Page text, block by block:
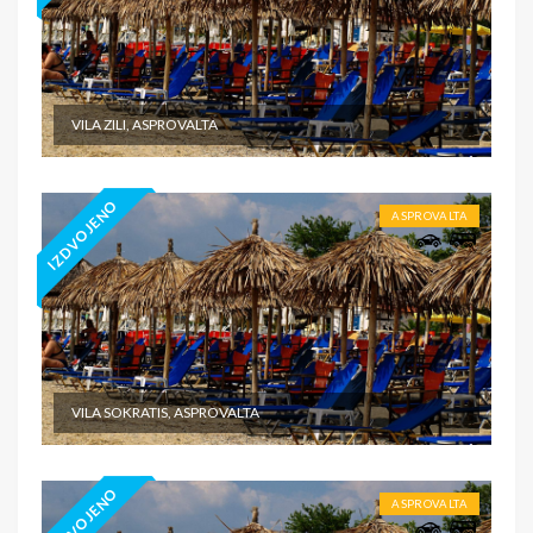
VILA ZILI, ASPROVALTA
IZDVOJENO ASPROVALTA
VILA SOKRATIS, ASPROVALTA
ASPROVALTA